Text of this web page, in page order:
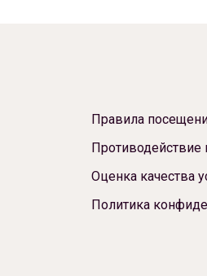
Правила
Противодействие
Оценка качества
Политика